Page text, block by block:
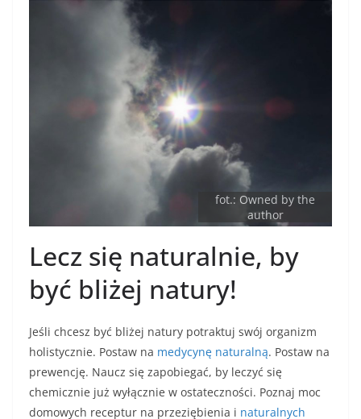
fot.: Owned by the
author
Lecz się naturalnie, by
być bliżej natury!
Jeśli chcesz być bliżej natury potraktuj swój organizm
holistycznie. Postaw na medycynę naturalną. Postaw na
prewencję. Naucz się zapobiegać, by leczyć się
chemicznie już wyłącznie w ostateczności. Poznaj moc
domowych receptur na przeziębienia i naturalnych